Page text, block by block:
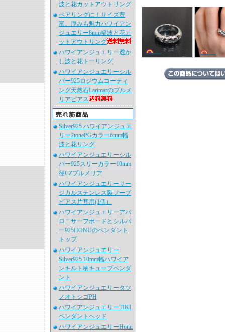
波と花カットアウトリング
ペアリングに！サイズ豊
富、厚みも魅力ハワイアン
ジュエリー8mm幅波と花カ
ットアウトリング
ハワイアンジュエリー透か
し波と花トーリング
ハワイアンジュエリーシル
バー925ロジウムコーティ
ング天然石Larimarのプルメ
リアピアス
Silver925 ハワイアンジュエ
リー2tonePGカラー6mm幅
波と花リング
ハワイアンジュエリーシル
バー925スリーカラー10mm
径CZプルメリア
ハワイアンジュエリーサー
ジカルステンレス製フープ
ピアス片耳用(1個）
ハワイアンジュエリーアバ
ロニサーフボードとシルバ
ー925HONUのペンダント
トップ
ハワイアンジュエリー
Silver925 10mm幅ハワイア
ンキルト柄キューブペンダ
ント
ハワイアンジュエリータツ
ノオトシゴPH
ハワイアンジュエリーTIKI
ペンダントヘッド
ハワイアンジュエリーHonu